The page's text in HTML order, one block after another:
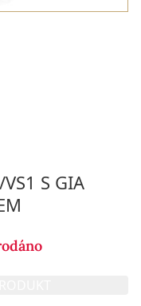
S GIA